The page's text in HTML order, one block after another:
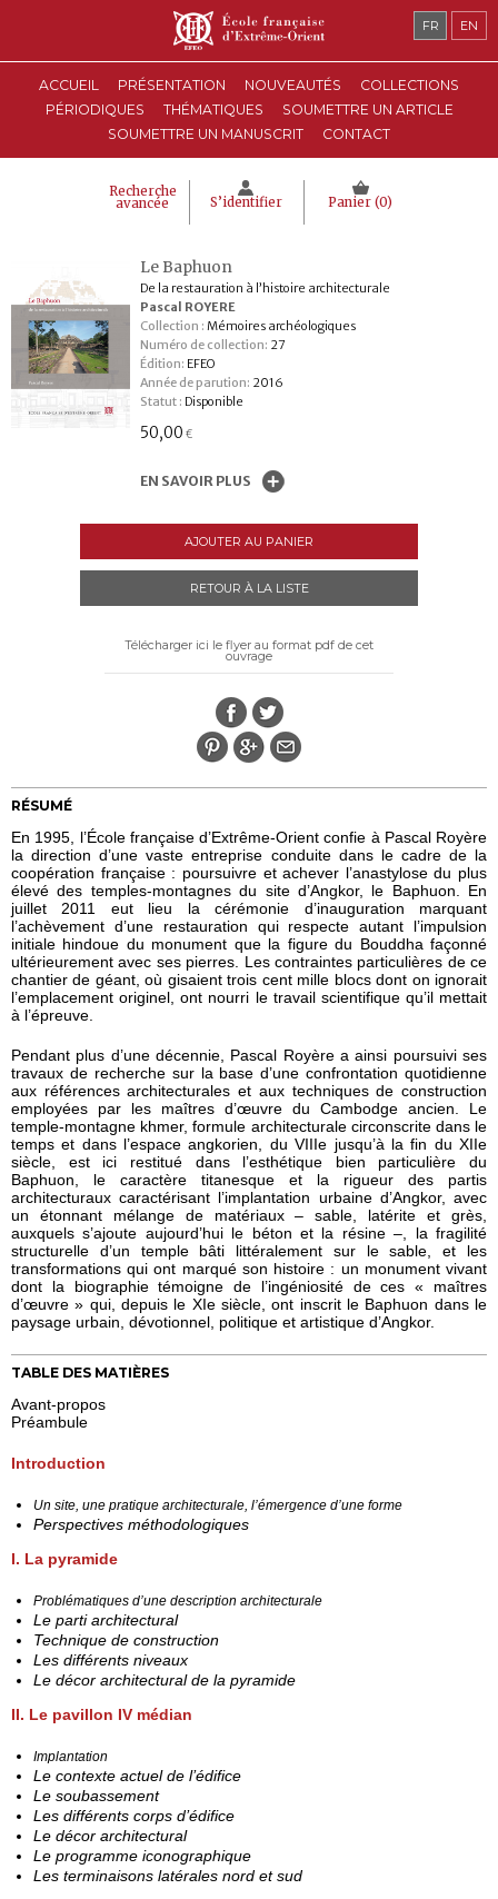
ACCUEIL PRÉSENTATION NOUVEAUTÉS
COLLECTIONS
PÉRIODIQUES
THÉMATIQUES
SOUMETTRE UN ARTICLE
SOUMETTRE UN MANUSCRIT
CONTACT
Recherche
avancée S’identifier Panier (0)
FR EN
Le Baphuon
De la restauration à l’histoire architecturale
Pascal ROYERE
Collection : Mémoires archéologiques
Numéro de collection: 27
Édition: EFEO
Année de parution: 2016
Statut : Disponible
50,00 €
EN SAVOIR PLUS
AJOUTER AU PANIER
RETOUR À LA LISTE
Télécharger ici le flyer au format pdf de cet
ouvrage
RÉSUMÉ
En 1995, l’École française d’Extrême-Orient confie à Pascal Royère
la direction d’une vaste entreprise conduite dans le cadre de la
coopération française : poursuivre et achever l’anastylose du plus
élevé des temples-montagnes du site d’Angkor, le Baphuon. En
juillet 2011 eut lieu la cérémonie d’inauguration marquant
l’achèvement d’une restauration qui respecte autant l’impulsion
initiale hindoue du monument que la figure du Bouddha façonné
ultérieurement avec ses pierres. Les contraintes particulières de ce
chantier de géant, où gisaient trois cent mille blocs dont on ignorait
l’emplacement originel, ont nourri le travail scientifique qu’il mettait
à l’épreuve.
Pendant plus d’une décennie, Pascal Royère a ainsi poursuivi ses
travaux de recherche sur la base d’une confrontation quotidienne
aux références architecturales et aux techniques de construction
employées par les maîtres d’œuvre du Cambodge ancien. Le
temple-montagne khmer, formule architecturale circonscrite dans le
temps et dans l’espace angkorien, du VIIIe jusqu’à la fin du XIIe
siècle, est ici restitué dans l’esthétique bien particulière du
Baphuon, le caractère titanesque et la rigueur des partis
architecturaux caractérisant l’implantation urbaine d’Angkor, avec
un étonnant mélange de matériaux – sable, latérite et grès,
auxquels s’ajoute aujourd’hui le béton et la résine –, la fragilité
structurelle d’un temple bâti littéralement sur le sable, et les
transformations qui ont marqué son histoire : un monument vivant
dont la biographie témoigne de l’ingéniosité de ces « maîtres
d’œuvre » qui, depuis le XIe siècle, ont inscrit le Baphuon dans le
paysage urbain, dévotionnel, politique et artistique d’Angkor.
TABLE DES MATIÈRES
Avant-propos
Préambule
Introduction
Un site, une pratique architecturale, l’émergence d’une forme
Perspectives méthodologiques
I. La pyramide
Problématiques d’une description architecturale
Le parti architectural
Technique de construction
Les différents niveaux
Le décor architectural de la pyramide
II. Le pavillon IV médian
Implantation
Le contexte actuel de l’édifice
Le soubassement
Les différents corps d’édifice
Le décor architectural
Le programme iconographique
Les terminaisons latérales nord et sud